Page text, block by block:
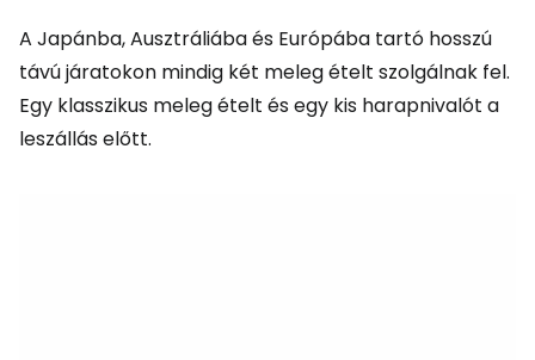
A Japánba, Ausztráliába és Európába tartó hosszú
távú járatokon mindig két meleg ételt szolgálnak fel.
Egy klasszikus meleg ételt és egy kis harapnivalót a
leszállás előtt.